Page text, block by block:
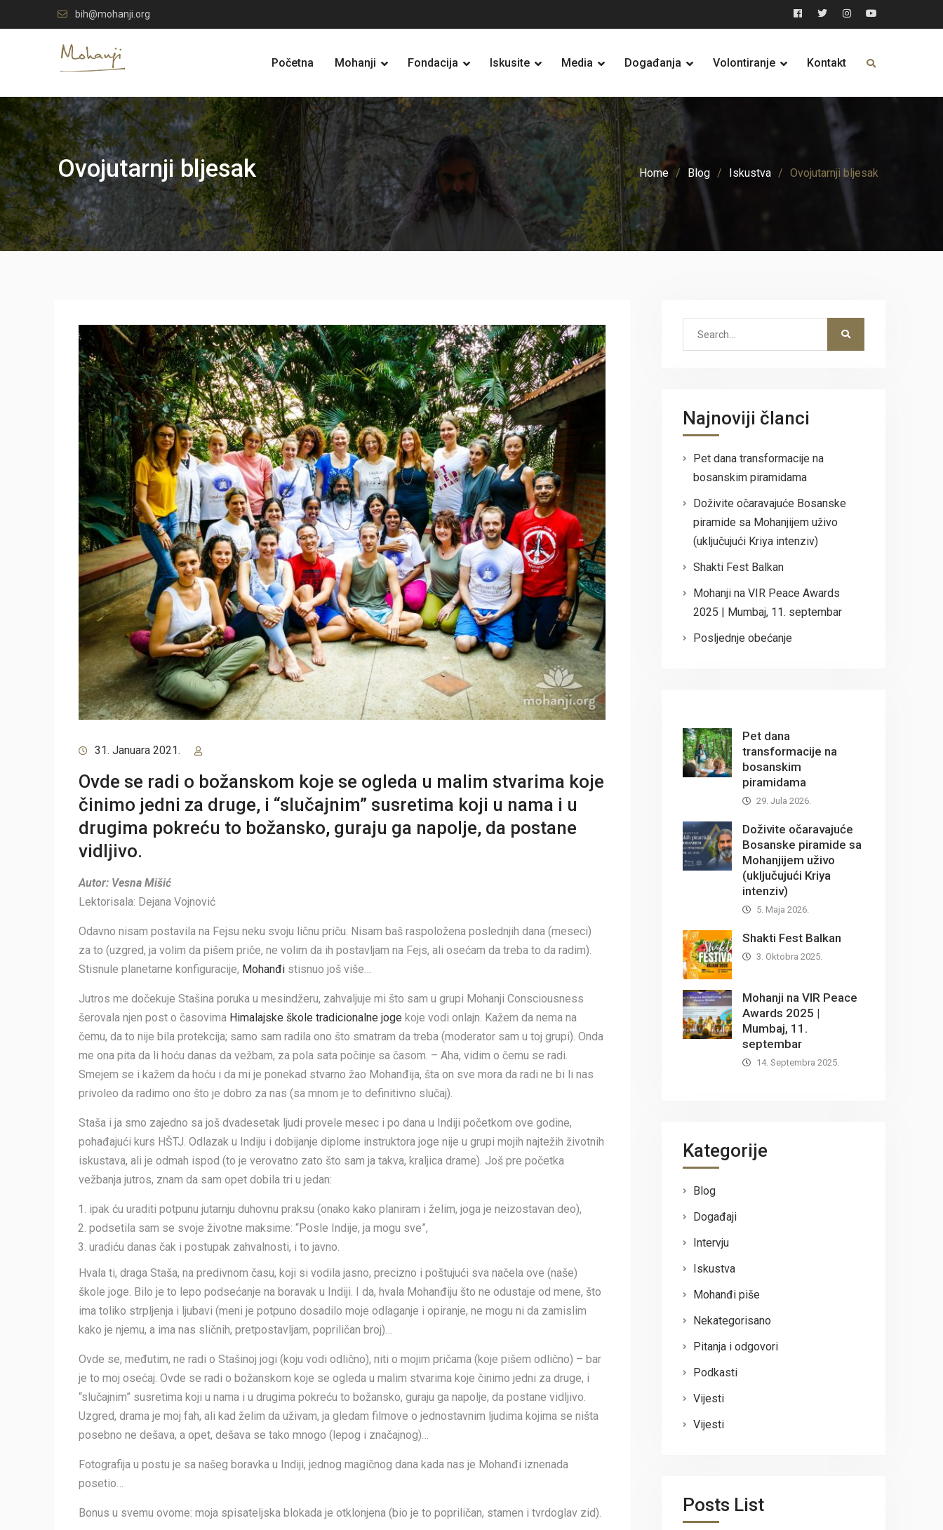
to
bih@mohanji.org
Facebook
TwitterInstagram
YouTube
Početna Mohanji Fondacija Iskusite Media Događanja Volontiranje Kontakt
Ovojutarnji bljesak Home Blog Iskustva Ovojutarnji bljesak
31. Januara 2021.
Ovde se radi o božanskom koje se ogleda u malim stvarima koje
činimo jedni za druge, i “slučajnim” susretima koji u nama i u
drugima pokreću to božansko, guraju ga napolje, da postane
vidljivo.
Autor: Vesna Mišić
Lektorisala: Dejana Vojnović
Odavno nisam postavila na Fejsu neku svoju ličnu priču. Nisam baš raspoložena poslednjih dana (meseci)
za to (uzgred, ja volim da pišem priče, ne volim da ih postavljam na Fejs, ali osećam da treba to da radim).
Stisnule planetarne konfiguracije, Mohanđi stisnuo još više…
Jutros me dočekuje Stašina poruka u mesindžeru, zahvaljuje mi što sam u grupi Mohanji Consciousness
šerovala njen post o časovima Himalajske škole tradicionalne joge koje vodi onlajn. Kažem da nema na
čemu, da to nije bila protekcija; samo sam radila ono što smatram da treba (moderator sam u toj grupi). Onda
me ona pita da li hoću danas da vežbam, za pola sata počinje sa časom. – Aha, vidim o čemu se radi.
Smejem se i kažem da hoću i da mi je ponekad stvarno žao Mohanđija, šta on sve mora da radi ne bi li nas
privoleo da radimo ono što je dobro za nas (sa mnom je to definitivno slučaj).
Staša i ja smo zajedno sa još dvadesetak ljudi provele mesec i po dana u Indiji početkom ove godine,
pohađajući kurs HŠTJ. Odlazak u Indiju i dobijanje diplome instruktora joge nije u grupi mojih najtežih životnih
iskustava, ali je odmah ispod (to je verovatno zato što sam ja takva, kraljica drame). Još pre početka
vežbanja jutros, znam da sam opet dobila tri u jedan:
ipak ću uraditi potpunu jutarnju duhovnu praksu (onako kako planiram i želim, joga je neizostavan deo),
podsetila sam se svoje životne maksime: “Posle Indije, ja mogu sve”,
uradiću danas čak i postupak zahvalnosti, i to javno.
Hvala ti, draga Staša, na predivnom času, koji si vodila jasno, precizno i poštujući sva načela ove (naše)
škole joge. Bilo je to lepo podsećanje na boravak u Indiji. I da, hvala Mohanđiju što ne odustaje od mene, što
ima toliko strpljenja i ljubavi (meni je potpuno dosadilo moje odlaganje i opiranje, ne mogu ni da zamislim
kako je njemu, a ima nas sličnih, pretpostavljam, popriličan broj)…
Ovde se, međutim, ne radi o Stašinoj jogi (koju vodi odlično), niti o mojim pričama (koje pišem odlično) – bar
je to moj osećaj. Ovde se radi o božanskom koje se ogleda u malim stvarima koje činimo jedni za druge, i
“slučajnim” susretima koji u nama i u drugima pokreću to božansko, guraju ga napolje, da postane vidljivo.
Uzgred, drama je moj fah, ali kad želim da uživam, ja gledam filmove o jednostavnim ljudima kojima se ništa
posebno ne dešava, a opet, dešava se tako mnogo (lepog i značajnog)…
Fotografija u postu je sa našeg boravka u Indiji, jednog magičnog dana kada nas je Mohanđi iznenada
posetio…
Bonus u svemu ovome: moja spisateljska blokada je otklonjena (bio je to popriličan, stamen i tvrdoglav zid).
Najnoviji članci
Pet dana transformacije na
bosanskim piramidama
Doživite očaravajuće Bosanske
piramide sa Mohanjijem uživo
(uključujući Kriya intenziv)
Shakti Fest Balkan
Mohanji na VIR Peace Awards
2025 | Mumbaj, 11. septembar
Posljednje obećanje
Pet dana
transformacije na
bosanskim
piramidama
29. Jula 2026.
Doživite očaravajuće
Bosanske piramide sa
Mohanjijem uživo
(uključujući Kriya
intenziv)
5. Maja 2026.
Shakti Fest Balkan
3. Oktobra 2025.
Mohanji na VIR Peace
Awards 2025 |
Mumbaj, 11.
septembar
14. Septembra 2025.
Kategorije
Blog
Događaji
Intervju
Iskustva
Mohanđi piše
Nekategorisano
Pitanja i odgovori
Podkasti
Vijesti
Vijesti
Posts List